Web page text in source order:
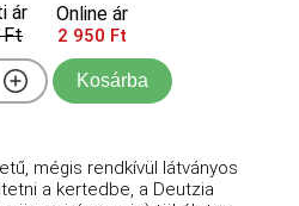
ár
Ft
Online ár
2 950 Ft
Kosárba
mégis rendkívül látványos
a kertedbe, a Deutzia